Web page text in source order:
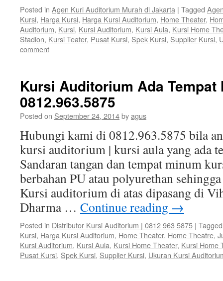
Posted in Agen Kuri Auditorium Murah di Jakarta | Tagged
Kursi, Harga Kursi, Harga Kursi Auditorium, Home Theater,
Auditorium, Kursi, Kursi Auditorium, Kursi Aula, Kursi Home
Stadion, Kursi Teater, Pusat Kursi, Spek Kursi, Supplier Kursi,
comment
Kursi Auditorium Ada Tempat
0812.963.5875
Posted on September 24, 2014byagus
Hubungi kami di 0812.963.5875 bila
kursi auditorium | kursi aula yang ada
Sandaran tangan dan tempat minum
berbahan PU atau polyurethan
Kursi auditorium di atas dipasang di
Dharma … Continue reading →
Posted in Distributor Kursi Auditorium | 0812 963 5875 | Tagged
Kursi, Harga Kursi Auditorium, Home Theater, Home Theatre,
Kursi Auditorium, Kursi Aula, Kursi Home Theater, Kursi Home
Pusat Kursi, Spek Kursi, Supplier Kursi, Ukuran Kursi